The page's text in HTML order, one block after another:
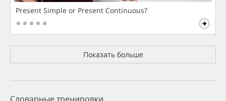
Present Simple or Present Continuous?
Показать больше